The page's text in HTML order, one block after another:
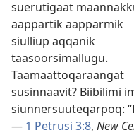
suerutigaat
aap­par­tik aap­parmik
siul­liup aq­qanik
taasoorsimal­lugu.
Taamaat­toqaraangat
susin­naavit? Biibilimi
siun­nersuuteqar­poq:
— 1 Petrusi 3:8, New